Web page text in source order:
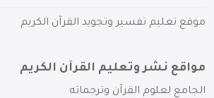
موقع تعليم تفسير وتجويد القرآن الكريم
مواقع نشر وتعليم القرآن الكريم
الجامع لعلوم القرآن وترجماته